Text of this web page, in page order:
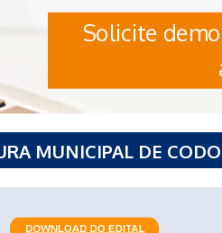
Solicite
MUNICIPAL DE CODO